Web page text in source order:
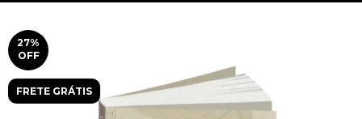
27%
OFF
FRETE GRÁTIS